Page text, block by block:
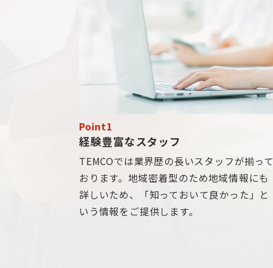
Point1
経験豊富なスタッフ
TEMCOでは業界歴の長いスタッフが揃って
おります。地域密着型のため地域情報にも
詳しいため、「知っておいて良かった」と
いう情報をご提供します。